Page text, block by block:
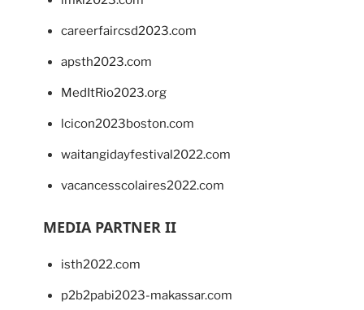
careerfaircsd2023.com
apsth2023.com
MedItRio2023.org
lcicon2023boston.com
waitangidayfestival2022.com
vacancesscolaires2022.com
MEDIA PARTNER II
isth2022.com
p2b2pabi2023-makassar.com